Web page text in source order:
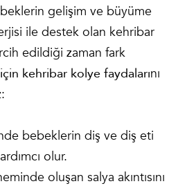
gelişim ve büyüme
ile destek olan kehribar
edildiği zaman fark
kehribar kolye faydalarını
bebeklerin diş ve diş eti
olur.
oluşan salya akıntısını